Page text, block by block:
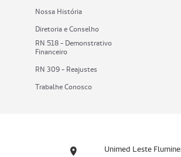
Nossa História
Diretoria e Conselho
RN 518 - Demonstrativo
Financeiro
RN 309 - Reajustes
Trabalhe Conosco
Unimed Leste